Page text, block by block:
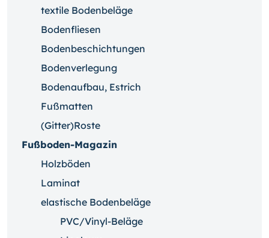
textile Bodenbeläge
Bodenfliesen
Bodenbeschichtungen
Bodenverlegung
Bodenaufbau, Estrich
Fußmatten
(Gitter)Roste
Fußboden-Magazin
Holzböden
Laminat
elastische Bodenbeläge
PVC/Vinyl-Beläge